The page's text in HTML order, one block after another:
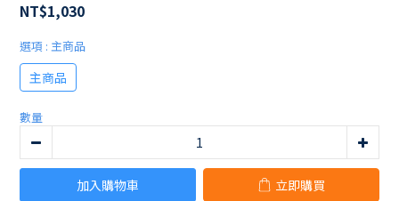
NT$1,030
選項 : 主商品
主商品
數量
加入購物車 立即購買